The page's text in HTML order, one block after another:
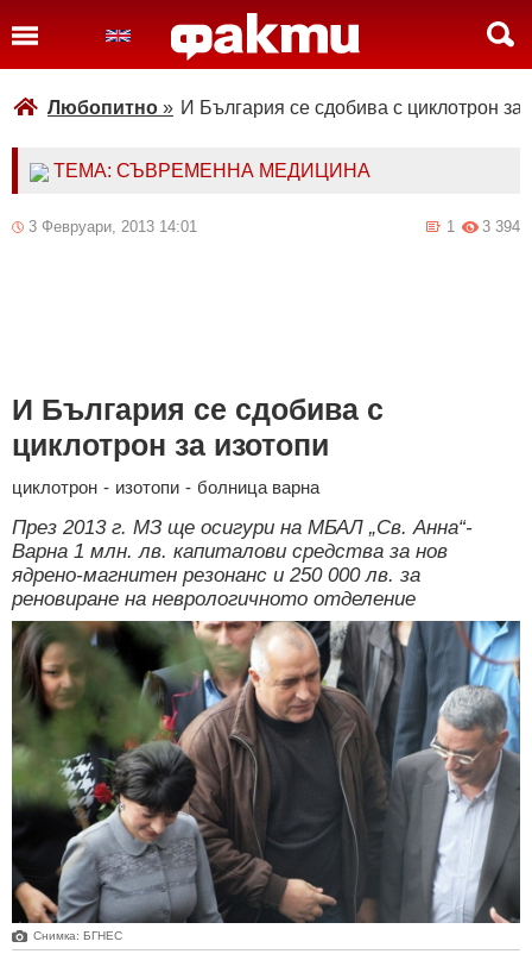
Любопитно » И България се сдобива с циклотрон за
ТЕМА: СЪВРЕМЕННА МЕДИЦИНА
3 Февруари, 2013 14:01 3 394
1
И България се сдобива с
циклотрон за изотопи
циклотрон - изотопи - болница варна
През 2013 г. МЗ ще осигури на МБАЛ „Св. Анна“-
Варна 1 млн. лв. капиталови средства за нов
ядрено-магнитен резонанс и 250 000 лв. за
реновиране на неврологичното отделение
Снимка: БГНЕС